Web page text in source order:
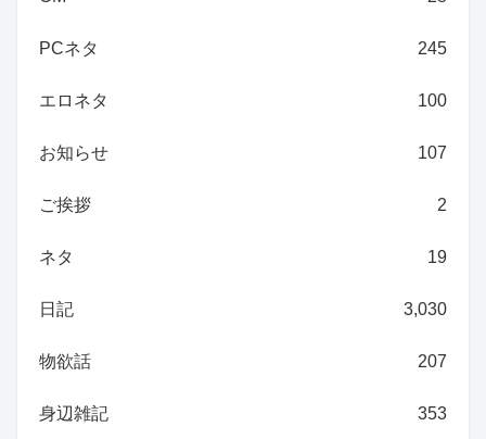
PCネタ 245
エロネタ 100
お知らせ 107
ご挨拶 2
ネタ 19
日記 3,030
物欲話 207
身辺雑記 353